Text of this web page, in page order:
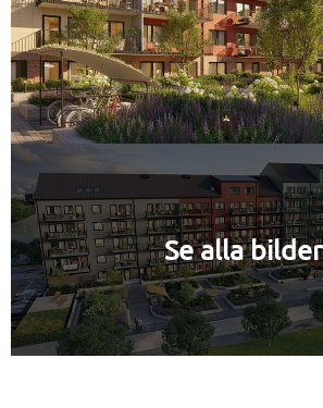
Se alla bilder